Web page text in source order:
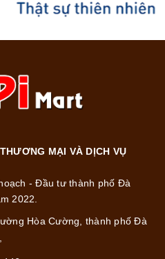
MẠI VÀ DỊCH VỤ
- Đầu tư thành phố Đà
2022.
Hòa Cường, thành phố Đà